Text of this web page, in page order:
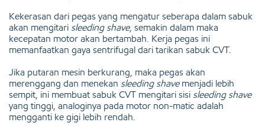
Kekerasan dari pegas yang mengatur seberapa dalam sabuk
akan mengitari sleeding shave, semakin dalam maka
kecepatan motor akan bertambah. Kerja pegas ini
memanfaatkan gaya sentrifugal dari tarikan sabuk CVT.
Jika putaran mesin berkurang, maka pegas akan
merenggang dan menekan sleeding shavemenjadi lebih
sempit, ini membuat sabuk CVT mengitari sisi sleeding shave
yang tinggi, analoginya pada motor non-matic adalah
mengganti ke gigi lebih rendah.